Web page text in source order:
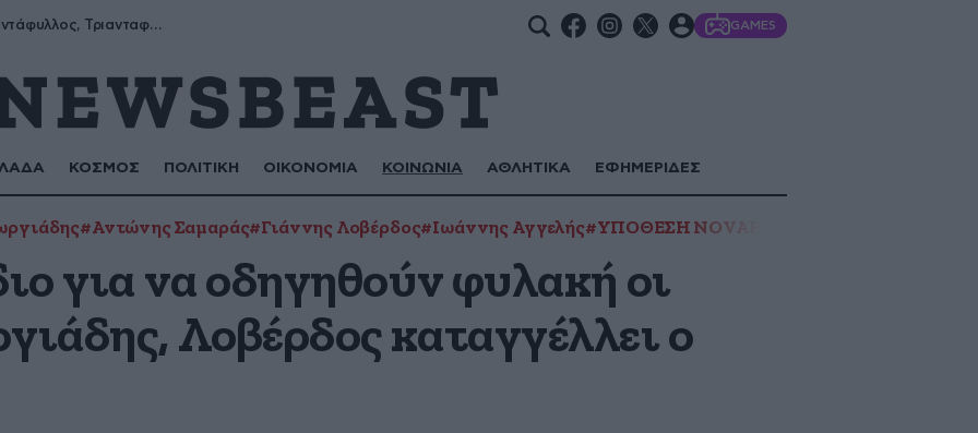
Μύρων, Τριαντάφυλλος, Τριανταφυλλιά, Φυλλιώ, Ρόζα GAMES
ΚΟΣΜΟΣ ΠΟΛΙΤΙΚΗ ΟΙΚΟΝΟΜΙΑ ΚΟΙΝΩΝΙΑ ΑΘΛΗΤΙΚΑ ΕΦΗΜΕΡΙΔΕΣ
#Αντώνης Σαμαράς#Γιάννης Λοβέρδος#Ιωάννης Αγγελής#ΥΠΟΘΕΣΗ NOVARTIS
για να οδηγηθούν φυλακή οι
Λοβέρδος καταγγέλλει ο